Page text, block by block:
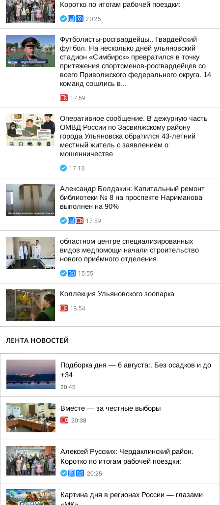
Коротко по итогам рабочей поездки:
20:25
Футболисты-росгвардейцы.. Гвардейский
футбол. На несколько дней ульяновский
стадион «Симбирск» превратился в точку
притяжения спортсменов-росгвардейцев со
всего Приволжского федерального округа. 14
команд сошлись в...
17:59
Оперативное сообщение. В дежурную часть
ОМВД России по Засвияжскому району
города Ульяновска обратился 43-летний
местный житель с заявлением о
мошенничестве
17:13
Александр Болдакин: Капитальный ремонт
библиотеки № 8 на проспекте Нариманова
выполнен на 90%
17:59
областном центре специализированных
видов медпомощи начали строительство
нового приёмного отделения
15:55
Коллекция Ульяновского зоопарка
18:54
ЛЕНТА НОВОСТЕЙ
Подборка дня — 6 августа:. Без осадков и до
+34
20:45
Вместе — за честные выборы
20:38
Алексей Русских: Чердаклинский район.
Коротко по итогам рабочей поездки:
20:25
Картина дня в регионах России — глазами